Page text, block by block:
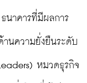
นาคารที่มีผลการ
นความยั่งยืนระดับ
หมวดธุรกิจ